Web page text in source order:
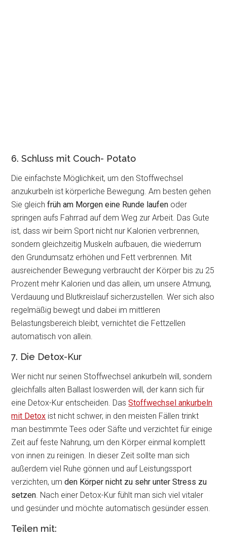
6. Schluss mit Couch- Potato
Die einfachste Möglichkeit, um den Stoffwechsel
anzukurbeln ist körperliche Bewegung. Am besten gehen
Sie gleichfrüh am Morgen eine Runde laufen oder
springen aufs Fahrrad auf dem Weg zur Arbeit. Das Gute
ist, dass wir beim Sport nicht nur Kalorien verbrennen,
sondern gleichzeitig Muskeln aufbauen, die wiederrum
den Grundumsatz erhöhen und Fett verbrennen. Mit
ausreichender Bewegung verbraucht der Körper bis zu 25
Prozent mehr Kalorien und das allein, um unsere Atmung,
Verdauung und Blutkreislauf sicherzustellen. Wer sich also
regelmäßig bewegt und dabei im mittleren
Belastungsbereich bleibt, vernichtet die Fettzellen
automatisch von allein.
7. Die Detox-Kur
Wer nicht nur seinen Stoffwechsel ankurbeln will, sondern
gleichfalls alten Ballast loswerden will, der kann sich für
eine Detox-Kur entscheiden. DasStoffwechsel ankurbeln
mit Detox ist nicht schwer, in den meisten Fällen trinkt
man bestimmte Tees oder Säfte und verzichtet für einige
Zeit auf feste Nahrung, um den Körper einmal komplett
von innen zu reinigen. In dieser Zeit sollte man sich
außerdem viel Ruhe gönnen und auf Leistungssport
verzichten, umden Körper nicht zu sehr unter Stress zu
setzen. Nach einer Detox-Kur fühlt man sich viel vitaler
und gesünder und möchte automatisch gesünder essen.
Teilen mit: